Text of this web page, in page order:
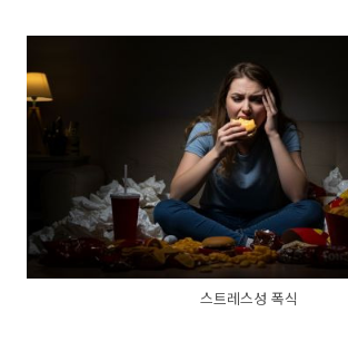
스트레스성 폭식